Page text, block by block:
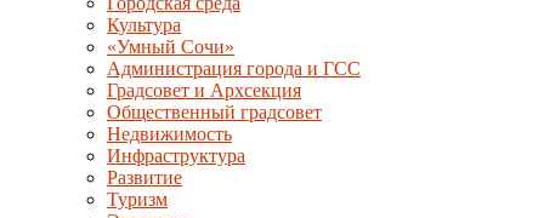
Культура
«Умный Сочи»
Администрация города и ГСС
Градсовет и Архсекция
Общественный градсовет
Недвижимость
Инфраструктура
Развитие
Туризм